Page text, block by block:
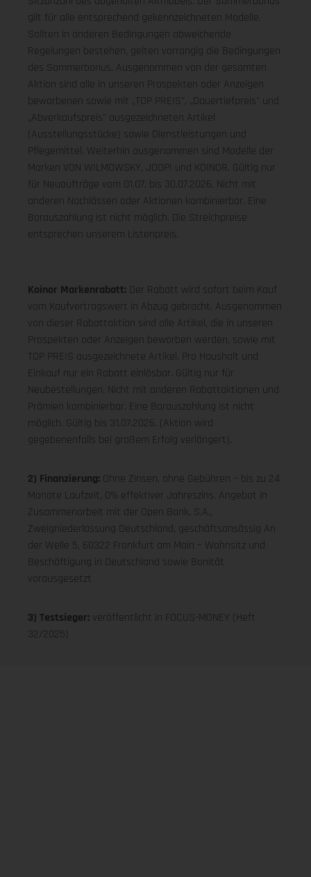
gilt für alle entsprechend gekennzeichneten Modelle.
Sollten in anderen Bedingungen abweichende
Regelungen bestehen, gelten vorrangig die Bedingungen
des Sommerbonus. Ausgenommen von der gesamten
Aktion sind alle in unseren Prospekten oder Anzeigen
beworbenen sowie mit „TOP PREIS", „Dauertiefpreis" und
„Abverkaufspreis" ausgezeichneten Artikel
(Ausstellungsstücke) sowie Dienstleistungen und
Pflegemittel. Weiterhin ausgenommen sind Modelle der
Marken VON WILMOWSKY, JOOP! und KOINOR. Gültig nur
für Neuaufträge vom 01.07. bis 30.07.2026. Nicht mit
anderen Nachlässen oder Aktionen kombinierbar. Eine
Barauszahlung ist nicht möglich. Die Streichpreise
entsprechen unserem Listenpreis.
Koinor Markenrabatt: Der Rabatt wird sofort beim Kauf
vom Kaufvertragswert in Abzug gebracht. Ausgenommen
von dieser Rabattaktion sind alle Artikel, die in unseren
Prospekten oder Anzeigen beworben werden, sowie mit
TOP PREIS ausgezeichnete Artikel. Pro Haushalt und
Einkauf nur ein Rabatt einlösbar. Gültig nur für
Neubestellungen. Nicht mit anderen Rabattaktionen und
Prämien kombinierbar. Eine Barauszahlung ist nicht
möglich. Gültig bis 31.07.2026. (Aktion wird
gegebenenfalls bei großem Erfolg verlängert).
2) Finanzierung: Ohne Zinsen, ohne Gebühren – bis zu 24
Monate Laufzeit, 0% effektiver Jahreszins. Angebot in
Zusammenarbeit mit der Open Bank, S.A.,
Zweigniederlassung Deutschland, geschäftsansässig An
der Welle 5, 60322 Frankfurt am Main – Wohnsitz und
Beschäftigung in Deutschland sowie Bonität
vorausgesetzt
3) Testsieger: veröffentlicht in FOCUS-MONEY (Heft
32/2025)